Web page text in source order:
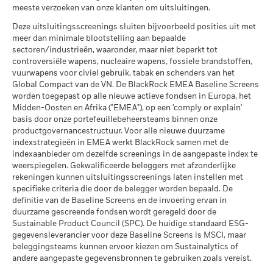
betrouwbare indicator voor toekomstige resultaten. Markten
kunnen zich in de toekomst heel anders ontwikkelen. Het kan
u helpen om te beoordelen hoe het fonds in het verleden
werd beheerd
De prestaties worden weergegeven op basis van de netto-
inventariswaarde (NIW), waarbij de bruto-inkomsten, indien
van toepassing, worden herbelegd. Het rendement van uw
belegging kan stijgen of dalen als gevolg van
valutaschommelingen als uw belegging wordt gedaan in een
andere valuta dan die gebruikt in de berekening van de
prestaties in het verleden. Bron: Blackrock
Gunstig
Wat u kunt terugkrijgen na aftrek van
Het stressscenario laat zien wat u zou kunnen terugkrijgen in
extreme marktomstandigheden.
Koolstofintensiteit (ton CO2-
per 17/jul/2026
MSCI ESG % Dekking
per 17/jul/2026
MSCI ESG-kwaliteitsscore –
Percentiel peer
per 17/jul/2026
Fondsen in peergroup
per 17/jul/2026
MSCI Gewogen Gemiddelde
Koolstofintensiteit % Dekking
per 17/jul/2026
86,97
Alle data komen van MSCI ESG Fund Ratings per
17/jul/2026, op basis van posities per 31/mrt/2026. De
duurzaamheidskenmerken van het fonds kunnen bijgevolg
van tijd tot tijd verschillen van de MSCI ESG Fund Ratings.
Om in MSCI ESG Fund Ratings te worden opgenomen, moet
per 30/jun/2026
MSCI – Ketelkool
per 30/jun/2026
0,00%
MSCI – Oliezand
per 30/jun/2026
Betrokkenheid van
bedrijfsleven Dekking
per 30/jun/2026
Percentage niet-gedekt
Fonds
per 30/jun/2026
1,15%
De blootstellingen van BlackRock inzake betrokkenheid van
het bedrijfsleven, zoals hierboven weergegeven voor
Ketelkool en Oliezand, worden berekend en gerapporteerd
voor bedrijven die meer dan 5% van hun inkomsten
genereren uit ketelkool of oliezand zoals bepaald door MSCI
meeste verzoeken van onze klanten om uitsluitingen.
Deze uitsluitingsscreenings sluiten bijvoorbeeld posities uit met
meer dan minimale blootstelling aan bepaalde
sectoren/industrieën, waaronder, maar niet beperkt tot
controversiële wapens, nucleaire wapens, fossiele brandstoffen,
vuurwapens voor civiel gebruik, tabak en schenders van het
Global Compact van de VN. De BlackRock EMEA Baseline Screens
worden toegepast op alle nieuwe actieve fondsen in Europa, het
Midden-Oosten en Afrika ("EMEA"), op een 'comply or explain'
basis door onze portefeuillebeheersteams binnen onze
productgovernancestructuur. Voor alle nieuwe duurzame
indexstrategieën in EMEA werkt BlackRock samen met de
indexaanbieder om dezelfde screenings in de aangepaste index te
weerspiegelen. Gekwalificeerde beleggers met afzonderlijke
rekeningen kunnen uitsluitingsscreenings laten instellen met
specifieke criteria die door de belegger worden bepaald. De
definitie van de Baseline Screens en de invoering ervan in
duurzame gescreende fondsen wordt geregeld door de
Sustainable Product Council (SPC). De huidige standaard ESG-
gegevensleverancier voor deze Baseline Screens is MSCI, maar
beleggingsteams kunnen ervoor kiezen om Sustainalytics of
andere aangepaste gegevensbronnen te gebruiken zoals vereist.